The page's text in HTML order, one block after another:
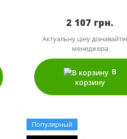
2 107 грн.
Актуальну ціну
менеджера
В
корзину
Популярный